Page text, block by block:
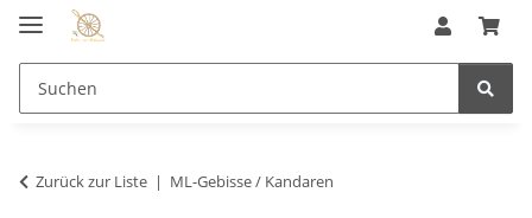
Zurück zur Liste ML-Gebisse / Kandaren